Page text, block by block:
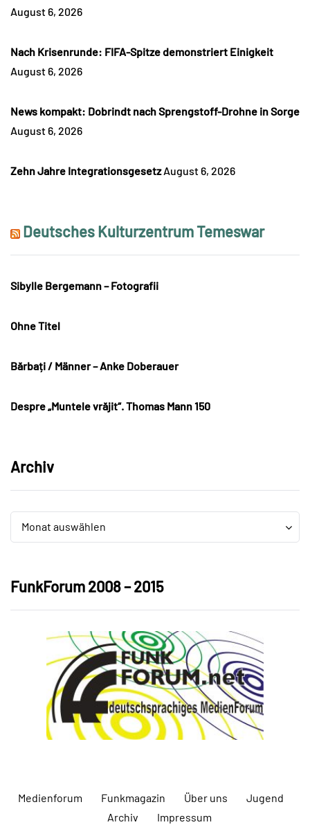
August 6, 2026
Nach Krisenrunde: FIFA-Spitze demonstriert Einigkeit
August 6, 2026
News kompakt: Dobrindt nach Sprengstoff-Drohne in Sorge
August 6, 2026
Zehn Jahre Integrationsgesetz August 6, 2026
Deutsches Kulturzentrum Temeswar
Sibylle Bergemann – Fotografii
Ohne Titel
Bărbați / Männer – Anke Doberauer
Despre „Muntele vrăjit“. Thomas Mann 150
Archiv
Archiv
Monat auswählen
Archiv
FunkForum 2008 – 2015
Medienforum Funkmagazin Über uns
Jugend
Archiv
Impressum